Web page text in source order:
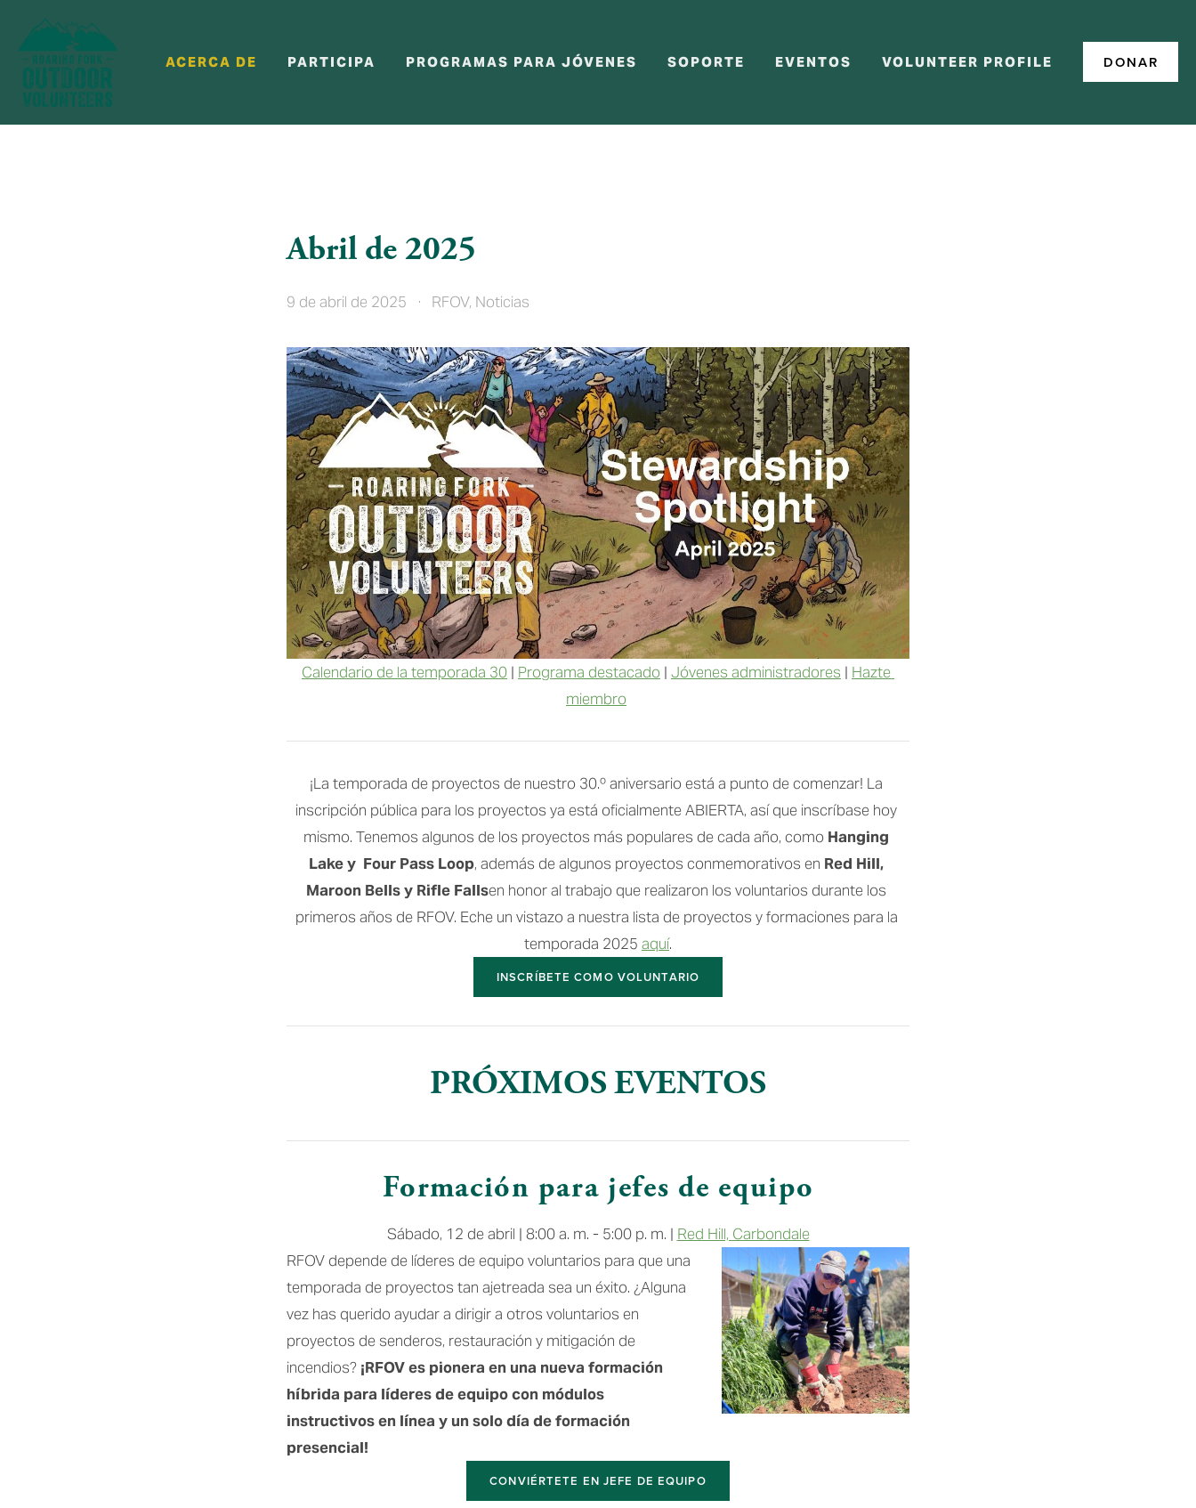
ACERCA DE PARTICIPA PROGRAMAS PARA JÓVENES SOPORTE EVENTOS VOLUNTEER PROFILE DONAR
Abril de 2025
9 de abril de 2025 RFOV, Noticias
Calendario de la temporada 30 | Programa destacado | Jóvenes administradores | Hazte
miembro
¡La temporada de proyectos de nuestro 30.º aniversario está a punto de comenzar! La
inscripción pública para los proyectos ya está oficialmente ABIERTA, así que inscríbase hoy
mismo. Tenemos algunos de los proyectos más populares de cada año, como Hanging
Lake y Four Pass Loop, además de algunos proyectos conmemorativos en Red Hill,
Maroon Bells y Rifle Fallsen honor al trabajo que realizaron los voluntarios durante los
primeros años de RFOV. Eche un vistazo a nuestra lista de proyectos y formaciones para la
temporada 2025 aquí.
INSCRÍBETE COMO VOLUNTARIO
PRÓXIMOS EVENTOS
Formación para jefes de equipo
Sábado, 12 de abril | 8:00 a. m. - 5:00 p. m. | Red Hill, Carbondale
RFOV depende de líderes de equipo voluntarios para que una
temporada de proyectos tan ajetreada sea un éxito. ¿Alguna
vez has querido ayudar a dirigir a otros voluntarios en
proyectos de senderos, restauración y mitigación de
incendios? ¡RFOV es pionera en una nueva formación
híbrida para líderes de equipo con módulos
instructivos en línea y un solo día de formación
presencial!
CONVIÉRTETE EN JEFE DE EQUIPO